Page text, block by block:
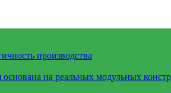
производства
на реальных модульных